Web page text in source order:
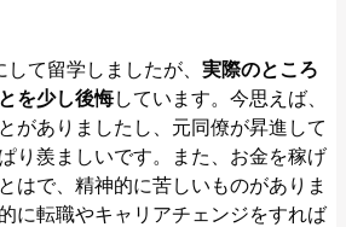
て留学しましたが、 実際のところ
を少し後悔しています。今思えば、
がありましたし、元同僚が昇進して
り羨ましいです。また、お金を稼げ
はで、精神的に苦しいものがありま
に転職やキャリアチェンジをすれば